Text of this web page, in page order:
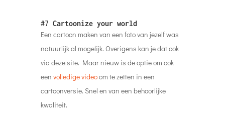
#7 Cartoonize your world
Een cartoon maken van een foto van jezelf was
natuurlijk al mogelijk. Overigens kan je dat ook
via deze site. Maar nieuw is de optie om ook
een volledige videoom te zetten in een
cartoonversie. Snel en van een behoorlijke
kwaliteit.